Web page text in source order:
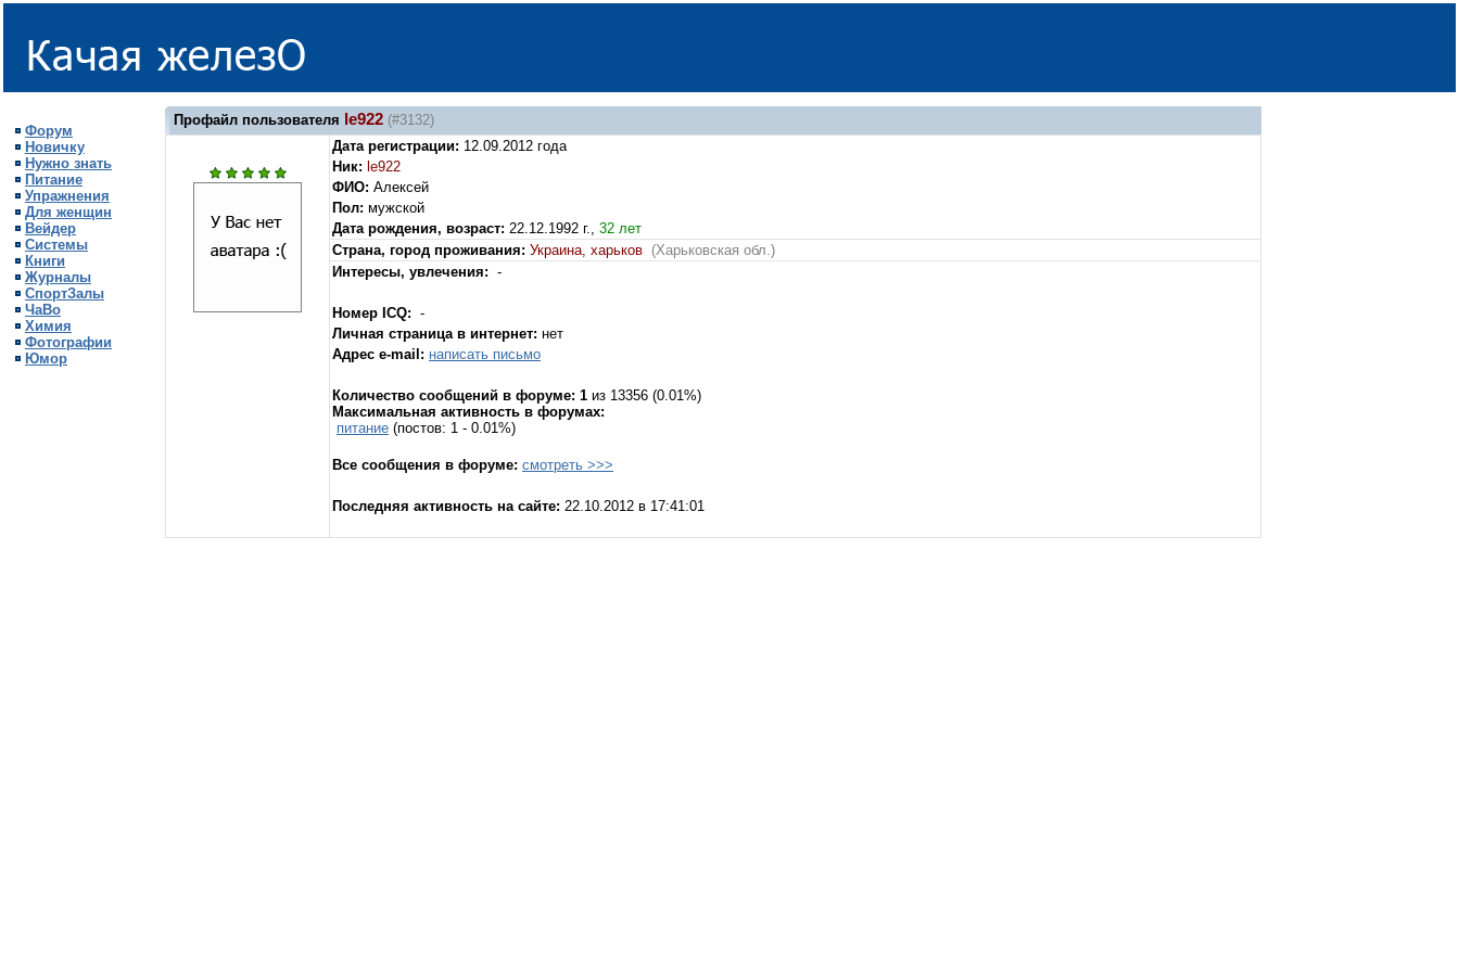
Форум
Новичку
Нужно знать
Питание
Упражнения
Для женщин
Вейдер
Системы
Книги
Журналы
СпортЗалы
ЧаВо
Химия
Фотографии
Юмор
Профайл пользователя le922 (#3132)
Дата регистрации: 12.09.2012 года
Ник: le922
ФИО: Алексей
Пол: мужской
Дата рождения, возраст: 22.12.1992 г., 32 лет
Страна, город проживания: Украина, харьков (Харьковская обл.)
Интересы, увлечения: -
Номер ICQ: -
Личная страница в интернет: нет
Адрес e-mail: написать письмо
Количество сообщений в форуме: 1 из 13356 (0.01%)
Максимальная активность в форумах:
питание (постов: 1 - 0.01%)
Все сообщения в форуме: смотреть >>>
Последняя активность на сайте: 22.10.2012 в 17:41:01